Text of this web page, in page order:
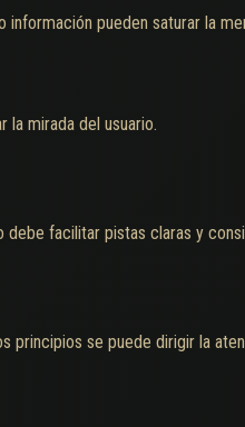
pueden saturar la
la mirada del usuario.
facilitar pistas claras y
principios se puede dirigir la